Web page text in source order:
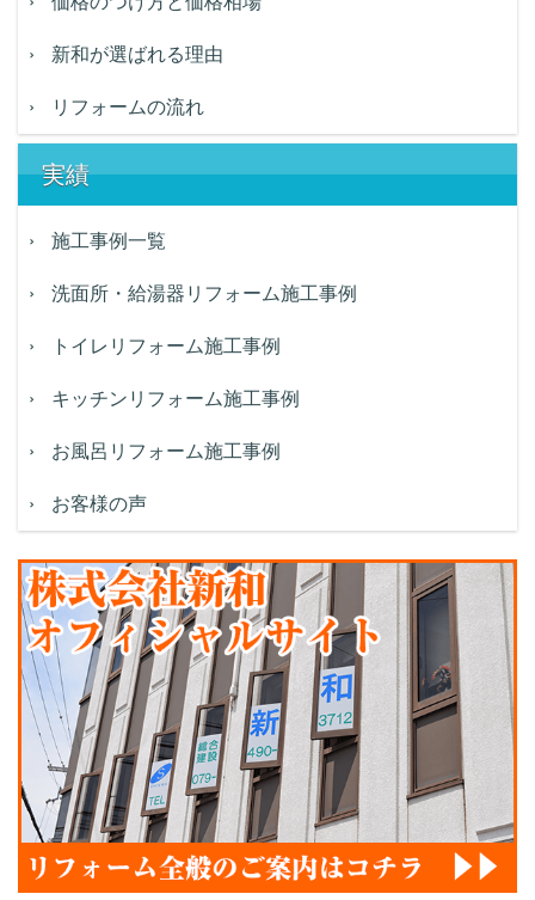
新和が選ばれる理由
リフォームの流れ
実績
施工事例一覧
洗面所・給湯器リフォーム施工事例
トイレリフォーム施工事例
キッチンリフォーム施工事例
お風呂リフォーム施工事例
お客様の声